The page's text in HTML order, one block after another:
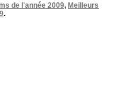
de l'année 2009, Meilleurs
.